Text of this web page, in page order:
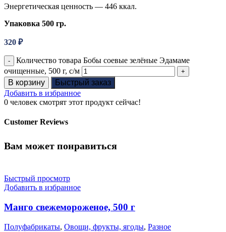
Энергетическая ценность — 446 ккал.
Упаковка 500 гр.
320 ₽
Количество товара Бобы соевые зелёные Эдамаме
очищенные, 500 г, с/м
В корзину
Быстрый заказ
Добавить в избранное
0 человек смотрят этот продукт сейчас!
Customer Reviews
Вам может понравиться
Быстрый просмотр
Добавить в избранное
Манго свежемороженое, 500 г
Полуфабрикаты, Овощи, фрукты, ягоды, Разное